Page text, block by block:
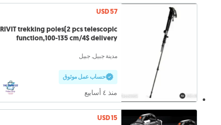
USD 57
trekking poles(2 pcs telescopic
function,100-135 cm/4$ delivery
مدينة جبيل, جبيل
حساب عمل موثوق
منذ ٤ أسابيع
USD 15